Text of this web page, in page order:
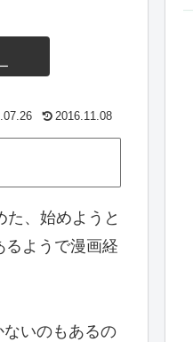
2016.11.08
、始めようと
るようで漫画経
いのもあるの